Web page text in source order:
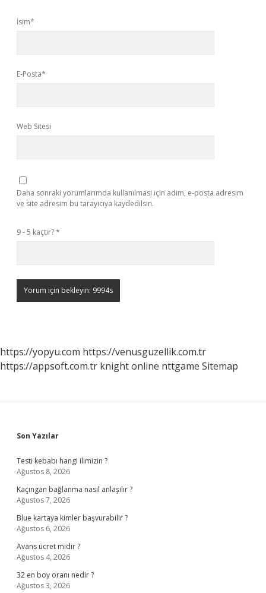
İsim*
E-Posta*
Web Sitesi
Daha sonraki yorumlarımda kullanılması için adım, e-posta adresim
ve site adresim bu tarayıcıya kaydedilsin.
9 - 5 kaçtır?*
https://yopyu.com https://venusguzellik.com.tr
https://appsoft.com.tr knight online nttgame Sitemap
Sidebar
Son Yazılar
Testi kebabı hangi ilimizin ?
Ağustos 8, 2026
Kaçıngan bağlanma nasıl anlaşılır ?
Ağustos 7, 2026
Blue kartaya kimler başvurabilir ?
Ağustos 6, 2026
Avans ücret midir ?
Ağustos 4, 2026
32 en boy oranı nedir ?
Ağustos 3, 2026